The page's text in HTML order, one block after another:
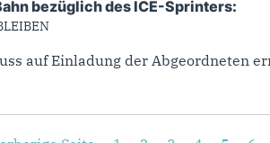
bezüglich des ICE-Sprinters:
auf Einladung der Abgeordneten